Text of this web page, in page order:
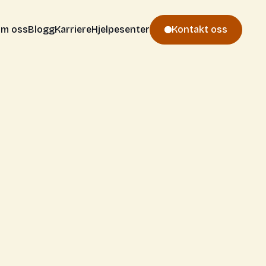
ossBloggKarriereHjelpesenter Kontakt oss